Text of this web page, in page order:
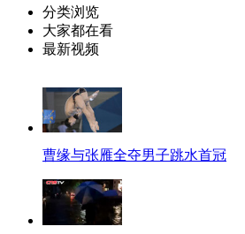
分类浏览
大家都在看
最新视频
曹缘与张雁全夺男子跳水首冠